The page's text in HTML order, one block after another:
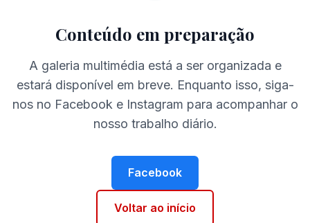
Conteúdo em preparação
A galeria multimédia está a ser organizada e
estará disponível em breve. Enquanto isso, siga-
nos no Facebook e Instagram para acompanhar o
nosso trabalho diário.
Facebook
Voltar ao início